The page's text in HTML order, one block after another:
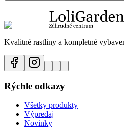
Kvalitné rastliny a kompletné
Rýchle odkazy
Všetky produkty
Výpredaj
Novinky